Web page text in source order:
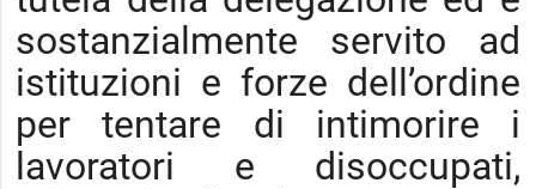
sostanzialmente servito ad
istituzioni e forze dell’ordine
per tentare di intimorire i
lavoratori e disoccupati,